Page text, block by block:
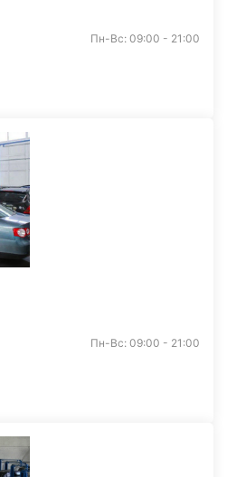
Пн-Вс: 09:00 - 21:00
Пн-Вс: 09:00 - 21:00